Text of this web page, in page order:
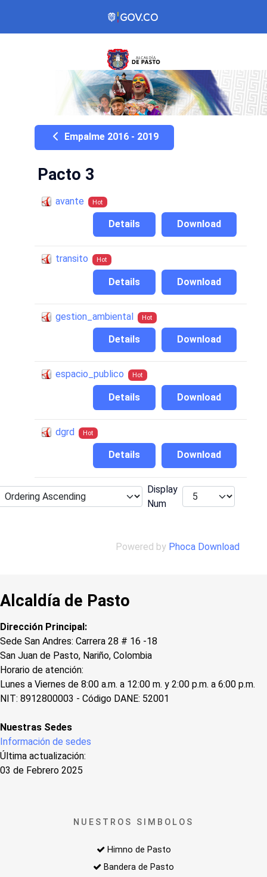
Empalme 2016 - 2019
Pacto 3
avante Hot
Download
Details
transito Hot
Download
Details
gestion_ambiental Hot
Download
Details
espacio_publico Hot
Download
Details
dgrd Hot
Download
Details
Display
Num
Powered by Phoca Download
Alcaldía de Pasto
Dirección Principal:
Sede San Andres: Carrera 28 # 16 -18
San Juan de Pasto, Nariño, Colombia
Horario de atención:
Lunes a Viernes de 8:00 a.m. a 12:00 m. y 2:00 p.m. a 6:00 p.m.
NIT: 8912800003 - Código DANE: 52001
Nuestras Sedes
Información de sedes
Última actualización:
03 de Febrero 2025
NUESTROS SIMBOLOS
Himno de Pasto
Bandera de Pasto